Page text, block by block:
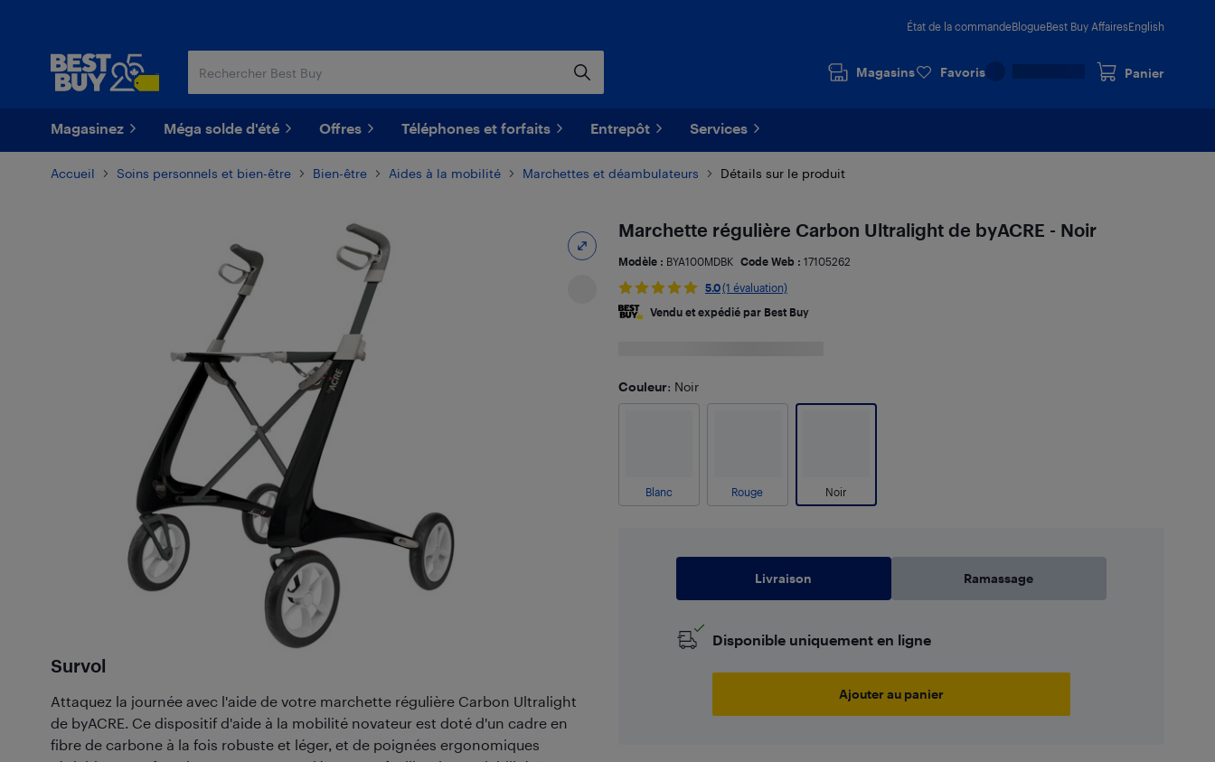
État de la commandeBlogueBest Buy AffairesEnglish
Magasins Favoris Panier
Magasinez Méga solde d'été Offres Téléphones et forfaits Entrepôt Services
Accueil Soins personnels et bien-être Bien-être Aides à la mobilité Marchettes et déambulateurs Détails sur le produit
Survol
Attaquez la journée avec l'aide de votre marchette régulière Carbon Ultralight
de byACRE. Ce dispositif d'aide à la mobilité novateur est doté d'un cadre en
fibre de carbone à la fois robuste et léger, et de poignées ergonomiques
Marchette régulière Carbon Ultralight de byACRE - Noir
Modèle : BYA100MDBK Code Web : 17105262
5.0(1 évaluation)
Vendu et expédié par Best Buy
Couleur: Noir
Blanc Rouge Noir
Livraison Ramassage
Disponible uniquement en ligne
Ajouter au panier